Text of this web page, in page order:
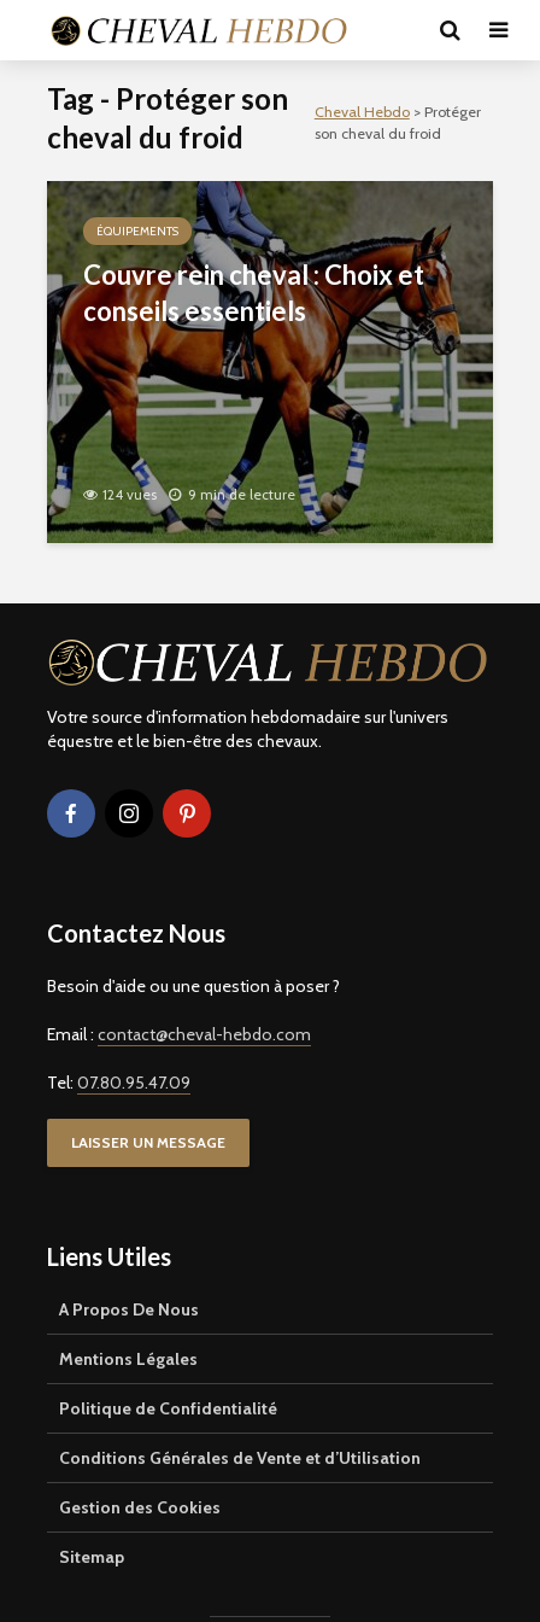
Tag - Protéger son
cheval du froid
Cheval Hebdo> Protéger
son cheval du froid
ÉQUIPEMENTS
Couvre rein cheval : Choix et
conseils essentiels
124 vues 9 min de lecture
Votre source d'information hebdomadaire sur l'univers
équestre et le bien-être des chevaux.
Contactez Nous
Besoin d'aide ou une question à poser ?
Email : contact@cheval-hebdo.com
Tel: 07.80.95.47.09
LAISSER UN MESSAGE
Liens Utiles
A Propos De Nous
Mentions Légales
Politique de Confidentialité
Conditions Générales de Vente et d’Utilisation
Gestion des Cookies
Sitemap